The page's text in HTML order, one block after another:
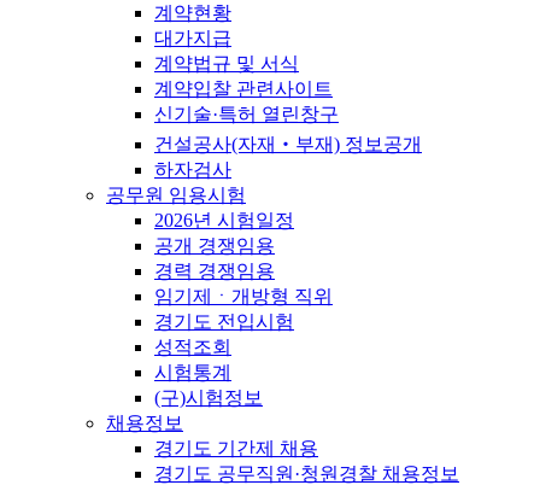
계약현황
대가지급
계약법규 및 서식
계약입찰 관련사이트
신기술·특허 열린창구
건설공사(자재‧부재) 정보공개
하자검사
공무원 임용시험
2026년 시험일정
공개 경쟁임용
경력 경쟁임용
임기제ㆍ개방형 직위
경기도 전입시험
성적조회
시험통계
(구)시험정보
채용정보
경기도 기간제 채용
경기도 공무직원·청원경찰 채용정보